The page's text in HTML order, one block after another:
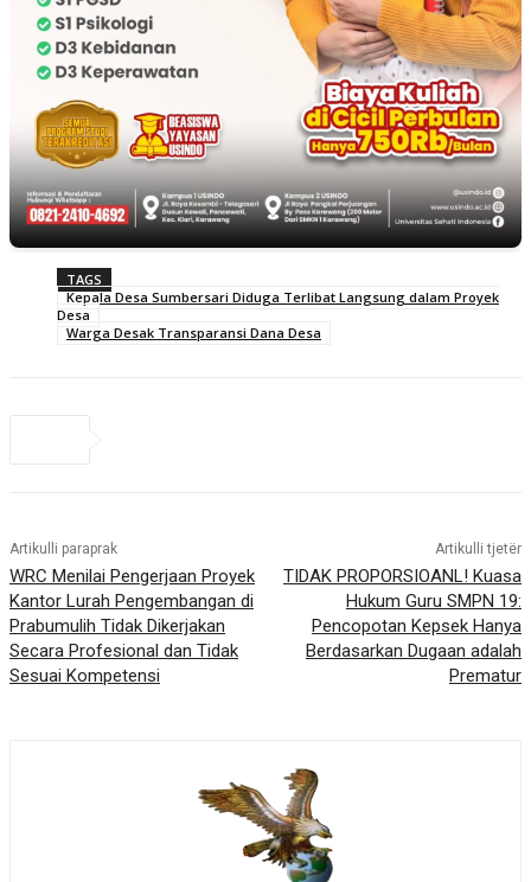
TAGS
Kepala Desa Sumbersari Diduga Terlibat Langsung dalam Proyek
Desa
Warga Desak Transparansi Dana Desa
Artikulli paraprak
WRC Menilai Pengerjaan Proyek
Kantor Lurah Pengembangan di
Prabumulih Tidak Dikerjakan
Secara Profesional dan Tidak
Sesuai Kompetensi
Artikulli tjetër
TIDAK PROPORSIOANL! Kuasa
Hukum Guru SMPN 19:
Pencopotan Kepsek Hanya
Berdasarkan Dugaan adalah
Prematur